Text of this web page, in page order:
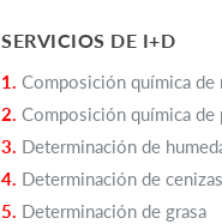
SERVICIOS DE I+D
1. Composición química de
2. Composición química de
3. Determinación de
4. Determinación de cenizas
5. Determinación de grasa